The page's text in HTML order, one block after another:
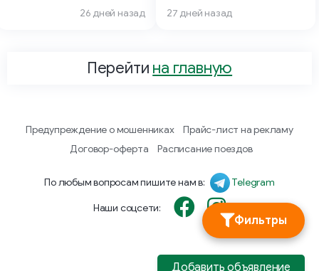
Фильтры
26 дней назад
27 дней назад
Перейти на главную
Предупреждение о мошенниках
Прайс-лист на рекламу
Договор-оферта
Расписание поездов
По любым вопросам пишите нам в: Telegram
Наши соцсети:
Добавить объявление